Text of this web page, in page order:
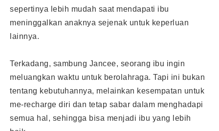
sepertinya lebih mudah saat mendapati ibu
meninggalkan anaknya sejenak untuk keperluan
lainnya.
Terkadang, sambung Jancee, seorang ibu ingin
meluangkan waktu untuk berolahraga. Tapi ini bukan
tentang kebutuhannya, melainkan kesempatan untuk
me-recharge diri dan tetap sabar dalam menghadapi
semua hal, sehingga bisa menjadi ibu yang lebih